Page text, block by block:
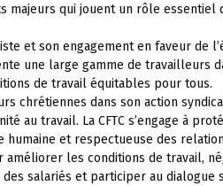
majeurs qui jouent un rôle essentiel
et son engagement en faveur de
une large gamme de travailleurs
de travail équitables pour tous.
chrétiennes dans son action
au travail. La CFTC s’engage à
et respectueuse des
les conditions de travail,
salariés et participer au dialogue